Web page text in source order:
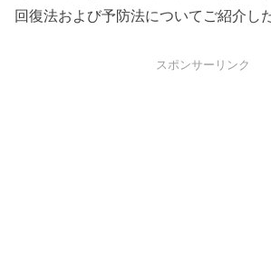
回復法および予防法についてご紹介し
スポンサーリンク